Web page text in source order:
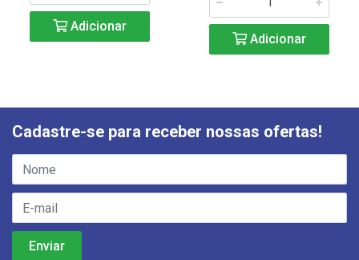
Adicionar
Adicionar
Cadastre-se para receber nossas ofertas!